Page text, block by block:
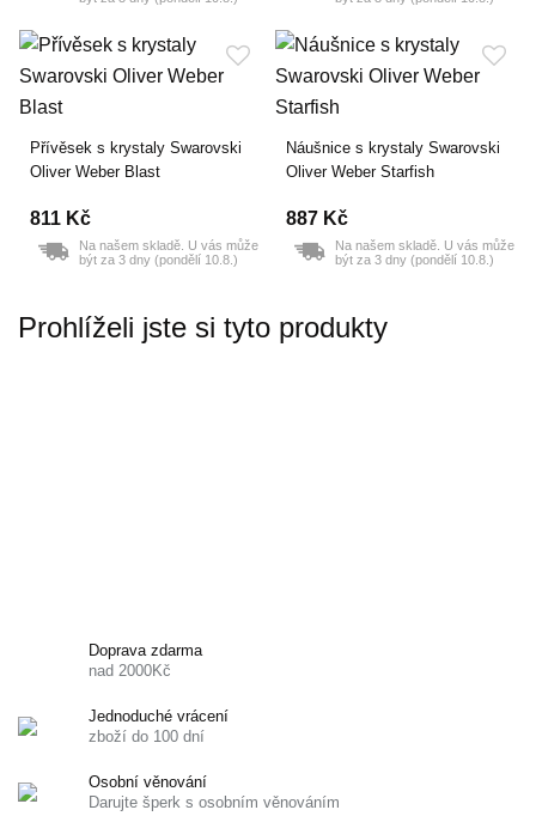
Přívěsek s krystaly Swarovski
Oliver Weber Blast
811 Kč
Na našem skladě. U vás může
být za 3 dny (pondělí 10.8.)
Náušnice s krystaly Swarovski
Oliver Weber Starfish
887 Kč
Na našem skladě. U vás může
být za 3 dny (pondělí 10.8.)
Prohlíželi jste si tyto produkty
Doprava zdarma
nad 2000Kč
Jednoduché vrácení
zboží do 100 dní
Osobní věnování
Darujte šperk s osobním věnováním